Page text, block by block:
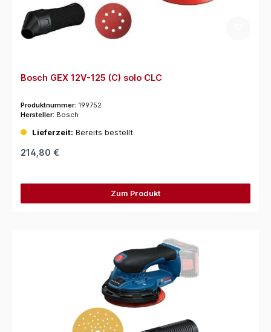
Bosch GEX 12V-125 (C) solo CLC
Produktnummer: 199752
Hersteller: Bosch
Lieferzeit: Bereits bestellt
214,80 €
Zum Produkt